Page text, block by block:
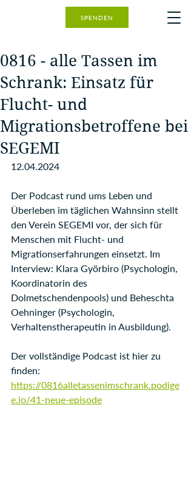
SPENDEN
0816 - alle Tassen im
Schrank: Einsatz für
Flucht- und
Migrationsbetroffene bei
SEGEMI
12.04.2024
Der Podcast rund ums Leben und
Überleben im täglichen Wahnsinn stellt
den Verein SEGEMI vor, der sich für
Menschen mit Flucht- und
Migrationserfahrungen einsetzt. Im
Interview: Klara Györbiro (Psychologin,
Koordinatorin des
Dolmetschendenpools) und Beheschta
Oehninger (Psychologin,
Verhaltenstherapeutin in Ausbildung).
Der vollständige Podcast ist hier zu
finden:
https://0816alletassenimschrank.podige
e.io/41-neue-episode